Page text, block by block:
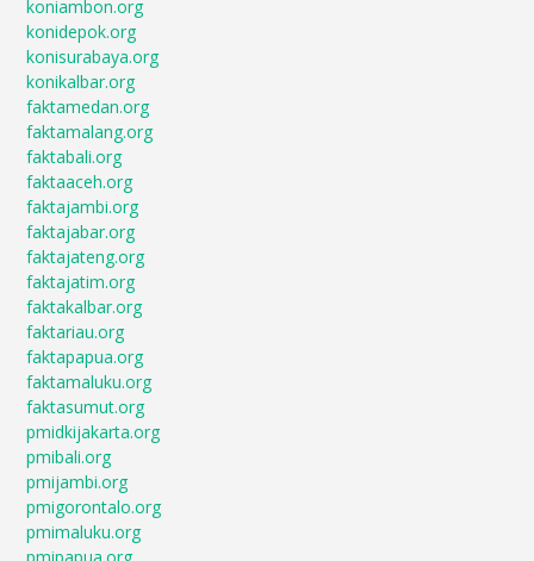
koniambon.org
konidepok.org
konisurabaya.org
konikalbar.org
faktamedan.org
faktamalang.org
faktabali.org
faktaaceh.org
faktajambi.org
faktajabar.org
faktajateng.org
faktajatim.org
faktakalbar.org
faktariau.org
faktapapua.org
faktamaluku.org
faktasumut.org
pmidkijakarta.org
pmibali.org
pmijambi.org
pmigorontalo.org
pmimaluku.org